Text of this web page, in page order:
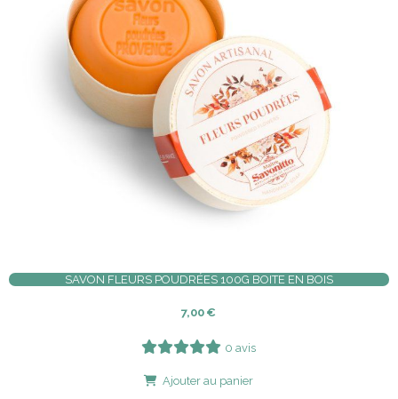
SAVON FLEURS POUDRÉES 100G BOITE EN BOIS
7,00 €
0 avis
Ajouter au panier